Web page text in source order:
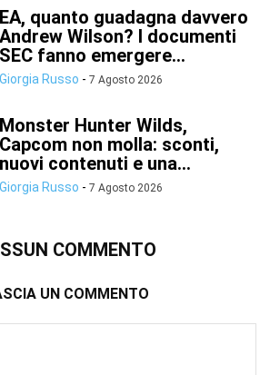
EA, quanto guadagna davvero
Andrew Wilson? I documenti
SEC fanno emergere...
Giorgia Russo - 7 Agosto 2026
Monster Hunter Wilds,
Capcom non molla: sconti,
nuovi contenuti e una...
Giorgia Russo - 7 Agosto 2026
COMMENTO
UN COMMENTO